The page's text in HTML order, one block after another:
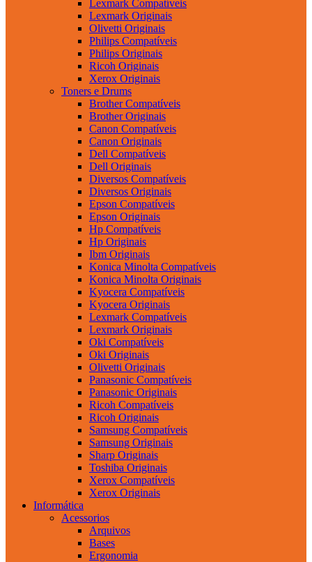
Lexmark Compatíveis
Lexmark Originais
Olivetti Originais
Philips Compatíveis
Philips Originais
Ricoh Originais
Xerox Originais
Toners e Drums
Brother Compatíveis
Brother Originais
Canon Compatíveis
Canon Originais
Dell Compatíveis
Dell Originais
Diversos Compatíveis
Diversos Originais
Epson Compatíveis
Epson Originais
Hp Compatíveis
Hp Originais
Ibm Originais
Konica Minolta Compatíveis
Konica Minolta Originais
Kyocera Compatíveis
Kyocera Originais
Lexmark Compatíveis
Lexmark Originais
Oki Compatíveis
Oki Originais
Olivetti Originais
Panasonic Compatíveis
Panasonic Originais
Ricoh Compatíveis
Ricoh Originais
Samsung Compatíveis
Samsung Originais
Sharp Originais
Toshiba Originais
Xerox Compatíveis
Xerox Originais
Informática
Acessorios
Arquivos
Bases
Ergonomia